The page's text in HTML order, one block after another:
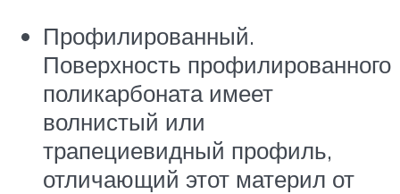
Профилированный.
Поверхность профилированного
поликарбоната имеет
волнистый или
трапециевидный профиль,
отличающий этот материл от